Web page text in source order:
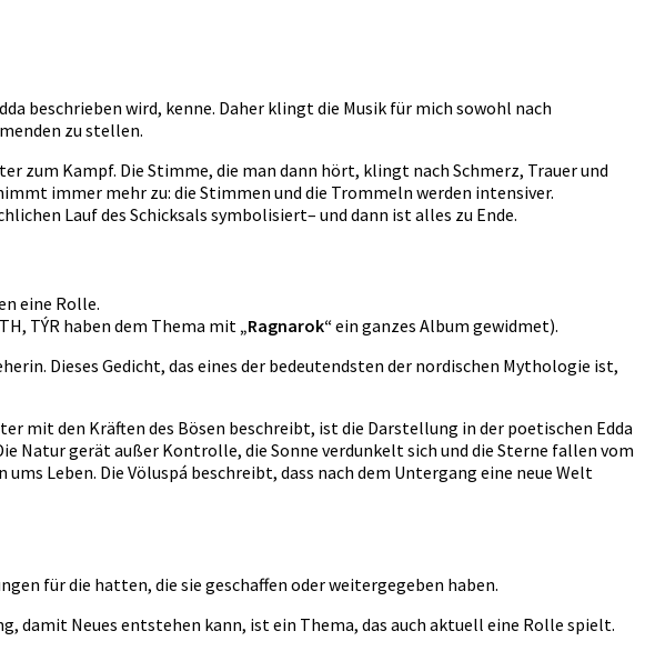
beschrieben wird, kenne. Daher klingt die Musik für mich sowohl nach
zu stellen.
zum Kampf. Die Stimme, die man dann hört, klingt nach Schmerz, Trauer und
immer mehr zu: die Stimmen und die Trommeln werden intensiver.
Lauf des Schicksals symbolisiert– und dann ist alles zu Ende.
eine Rolle.
TÝR haben dem Thema mit„Ragnarok“ein ganzes Album gewidmet).
Dieses Gedicht, das eines der bedeutendsten der nordischen Mythologie ist,
mit den Kräften des Bösen beschreibt, ist die Darstellung in der poetischen Edda
Natur gerät außer Kontrolle, die Sonne verdunkelt sich und die Sterne fallen vom
Leben. Die Völuspá beschreibt, dass nach dem Untergang eine neue Welt
für die hatten, die sie geschaffen oder weitergegeben haben.
damit Neues entstehen kann, ist ein Thema, das auch aktuell eine Rolle spielt.